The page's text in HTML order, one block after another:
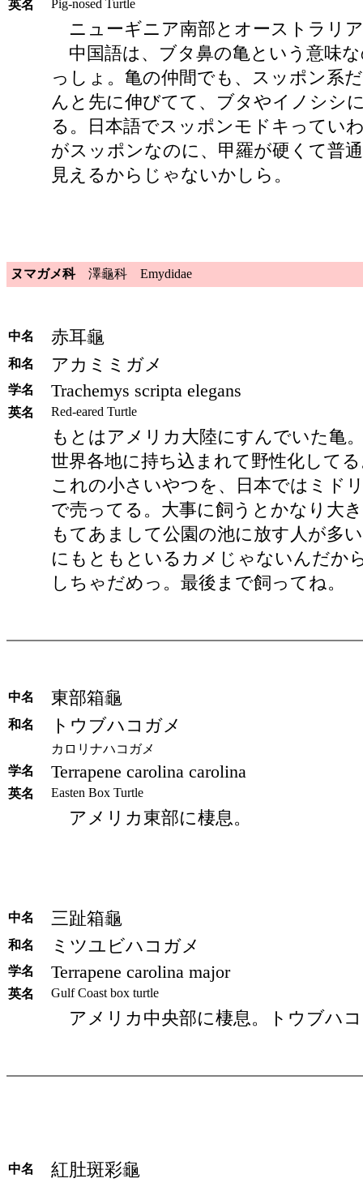
英名 Pig-nosed Turtle
ニューギニア南部とオーストラリ
中国語は、ブタ鼻の亀という意味
っしょ。亀の仲間でも、スッポン系
んと先に伸びてて、ブタやイノシシ
る。日本語でスッポンモドキってい
がスッポンなのに、甲羅が硬くて普
見えるからじゃないかしら。
ヌマガメ科澤龜科 Emydidae
中名 赤耳龜
和名 アカミミガメ
学名 Trachemys scripta elegans
英名 Red-eared Turtle
もとはアメリカ大陸にすんでいた亀
世界各地に持ち込まれて野性化して
これの小さいやつを、日本ではミド
で売ってる。大事に飼うとかなり大
もてあまして公園の池に放す人が多
にもともといるカメじゃないんだか
しちゃだめっ。最後まで飼ってね。
中名 東部箱龜
和名 トウブハコガメ
カロリナハコガメ
学名
Terrapene carolina carolina
英名 Easten Box Turtle
アメリカ東部に棲息。
中名 三趾箱龜
和名 ミツユビハコガメ
学名 Terrapene carolina major
英名 Gulf Coast box turtle
アメリカ中央部に棲息。トウブハ
中名 紅肚斑彩龜